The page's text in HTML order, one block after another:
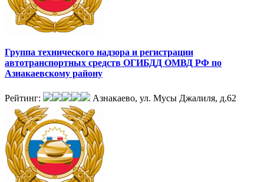
Группа технического надзора и регистрации
автотранспортных средств ОГИБДД ОМВД РФ по
Азнакаевскому району
Рейтинг: Азнакаево, ул. Мусы Джалиля, д.62